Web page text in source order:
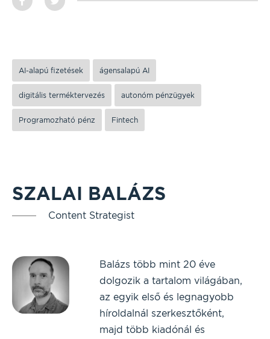
AI-alapú fizetések ágensalapú AI
digitális terméktervezés autonóm pénzügyek
Programozható pénz Fintech
SZALAI BALÁZS
Content Strategist
Balázs több mint 20 éve
dolgozik a tartalom világában,
az egyik első és legnagyobb
híroldalnál szerkesztőként,
majd több kiadónál és